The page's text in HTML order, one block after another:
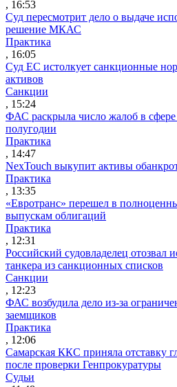
, 16:53
Суд пересмотрит дело о выдаче
решение МКАС
Практика
, 16:05
Суд ЕС истолкует санкционные
активов
Санкции
, 15:24
ФАС раскрыла число жалоб в сфере
полугодии
Практика
, 14:47
NexTouch выкупит активы
Практика
, 13:35
«Евротранс» перешел в
выпускам облигаций
Практика
, 12:31
Российский судовладелец отозвал
танкера из санкционных списков
Санкции
, 12:23
ФАС возбудила дело из-за
заемщиков
Практика
, 12:06
Самарская ККС приняла отставку
после проверки Генпрокуратуры
Судьи